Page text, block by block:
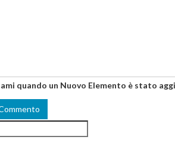
quando un Nuovo Elemento è stato